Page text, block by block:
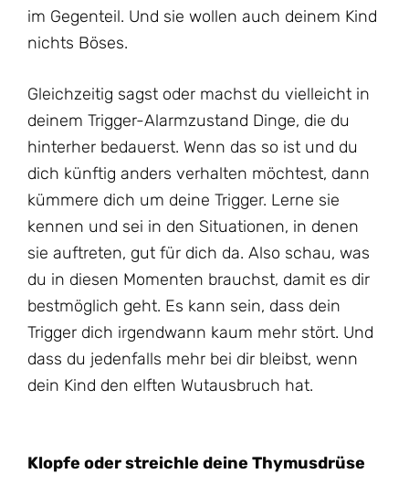
im Gegenteil. Und sie wollen auch deinem Kind
nichts Böses.
Gleichzeitig sagst oder machst du vielleicht in
deinem Trigger-Alarmzustand Dinge, die du
hinterher bedauerst. Wenn das so ist und du
dich künftig anders verhalten möchtest, dann
kümmere dich um deine Trigger. Lerne sie
kennen und sei in den Situationen, in denen
sie auftreten, gut für dich da. Also schau, was
du in diesen Momenten brauchst, damit es dir
bestmöglich geht. Es kann sein, dass dein
Trigger dich irgendwann kaum mehr stört. Und
dass du jedenfalls mehr bei dir bleibst, wenn
dein Kind den elften Wutausbruch hat.
Klopfe oder streichle deine Thymusdrüse